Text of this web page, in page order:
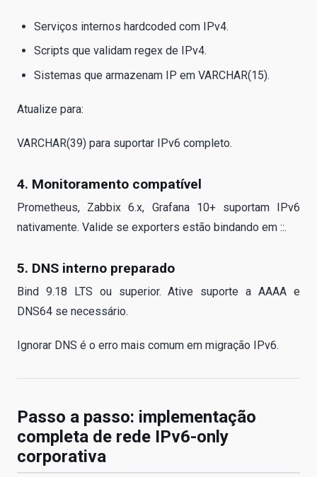
Serviços internos hardcoded com IPv4.
Scripts que validam regex de IPv4.
Sistemas que armazenam IP em VARCHAR(15).
Atualize para:
VARCHAR(39) para suportar IPv6 completo.
4. Monitoramento compatível
Prometheus, Zabbix 6.x, Grafana 10+ suportam IPv6
nativamente. Valide se exporters estão bindando em ::.
5. DNS interno preparado
Bind 9.18 LTS ou superior. Ative suporte a AAAA e
DNS64 se necessário.
Ignorar DNS é o erro mais comum em migração IPv6.
Passo a passo: implementação
completa de rede IPv6-only
corporativa